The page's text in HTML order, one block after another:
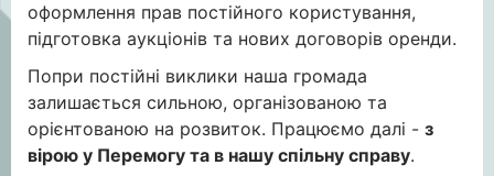
оформлення прав постійного користування,
підготовка аукціонів та нових договорів оренди.
Попри постійні виклики наша громада
залишається сильною, організованою та
орієнтованою на розвиток. Працюємо далі - з
вірою у Перемогу та в нашу спільну справу.